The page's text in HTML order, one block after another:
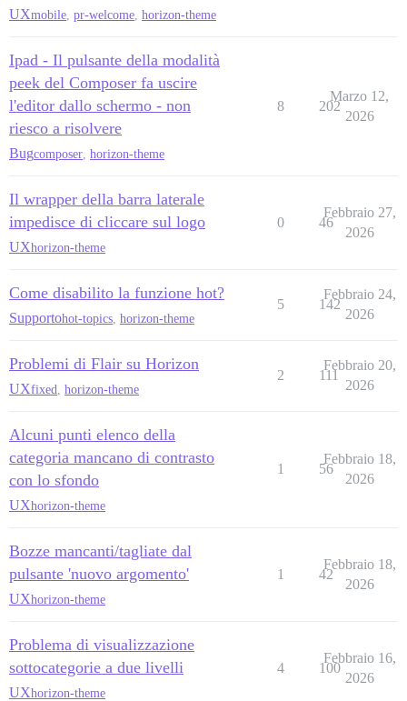
UXmobile pr-welcome horizon-theme
Ipad - Il pulsante della modalità
peek del Composer fa uscire
l'editor dallo schermo - non
riesco a risolvere
Bugcomposer horizon-theme
8 202
Marzo 12,
2026
Il wrapper della barra laterale
impedisce di cliccare sul logo
UXhorizon-theme
0 46
Febbraio 27,
2026
Come disabilito la funzione hot?
Supportohot-topics horizon-theme
5 142
Febbraio 24,
2026
Problemi di Flair su Horizon
UXfixed horizon-theme
2 111
Febbraio 20,
2026
Alcuni punti elenco della
categoria mancano di contrasto
con lo sfondo
UXhorizon-theme
1 56
Febbraio 18,
2026
Bozze mancanti/tagliate dal
pulsante 'nuovo argomento'
UXhorizon-theme
1 42
Febbraio 18,
2026
Problema di visualizzazione
sottocategorie a due livelli
UXhorizon-theme
4 100
Febbraio 16,
2026